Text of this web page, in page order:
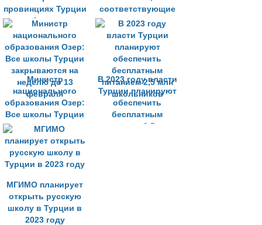
провинциях Турции
возобновилось
обучение в школах
соответствующие
нормам
сейсмоустойчивости
Министр
национального
образования Озер:
Все школы Турции
закрываются на
неделю до 13
февраля
В 2023 году власти
Турции планируют
обеспечить
бесплатным
питанием 2,5 млн
МГИМО планирует
открыть русскую
школу в Турции в
2023 году